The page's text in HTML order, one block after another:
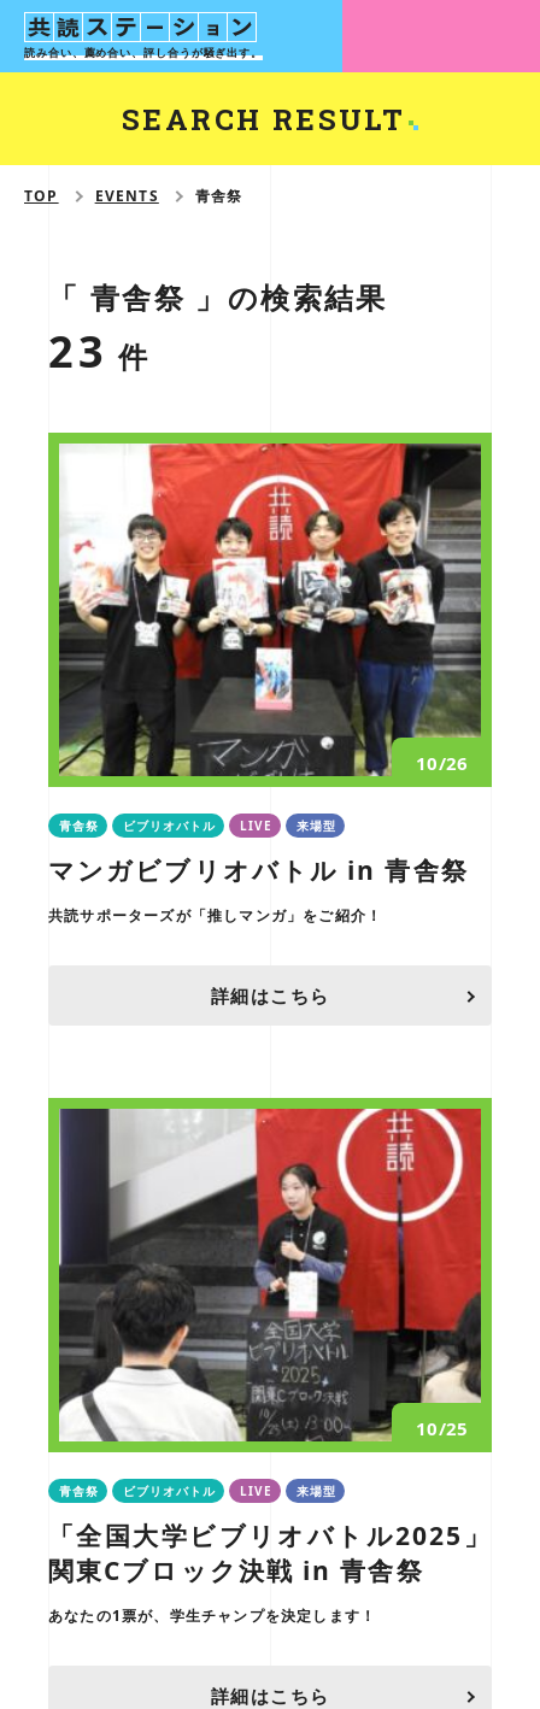
読み合い、薦め合い、評し合うが騒ぎ出す。
SEARCH RESULT
TOP EVENTS 青舎祭
「 青舎祭 」の検索結果
23 件
10/26
青舎祭 ビブリオバトル LIVE 来場型
マンガビブリオバトル in 青舎祭
共読サポーターズが「推しマンガ」をご紹介！
詳細はこちら
10/25
青舎祭 ビブリオバトル LIVE 来場型
「全国大学ビブリオバトル2025」
関東Cブロック決戦 in 青舎祭
あなたの1票が、学生チャンプを決定します！
詳細はこちら